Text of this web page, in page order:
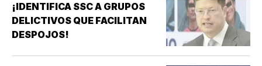
¡IDENTIFICA SSC A GRUPOS
DELICTIVOS QUE FACILITAN
DESPOJOS!